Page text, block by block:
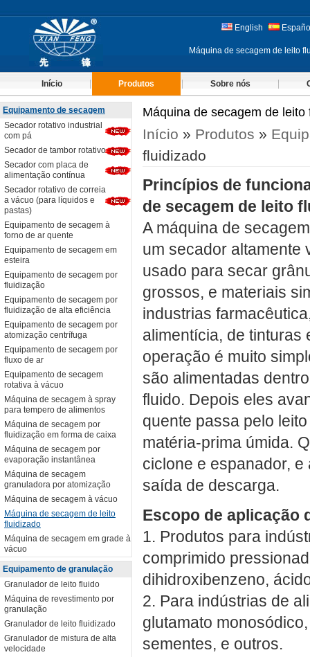
English
Máquina de secagem de leito
Início Produtos Sobre nós
Equipamento de secagem
Secador rotativo industrial
com pá
Secador de tambor rotativo
Secador com placa de
alimentação contínua
Secador rotativo de correia
a vácuo (para líquidos e
pastas)
Equipamento de secagem à
forno de ar quente
Equipamento de secagem em
esteira
Equipamento de secagem por
fluidização
Equipamento de secagem por
fluidização de alta eficiência
Equipamento de secagem por
atomização centrífuga
Equipamento de secagem por
fluxo de ar
Equipamento de secagem
rotativa à vácuo
Máquina de secagem à spray
para tempero de alimentos
Máquina de secagem por
fluidização em forma de caixa
Máquina de secagem por
evaporação instantânea
Máquina de secagem
granuladora por atomização
Máquina de secagem à vácuo
Máquina de secagem de leito
fluidizado
Máquina de secagem em grade à
vácuo
Equipamento de granulação
Granulador de leito fluido
Máquina de revestimento por
granulação
Granulador de leito fluidizado
Granulador de mistura de alta
velocidade
Máquina de secagem de leito
Início » Produtos »
fluidizado
Princípios de
de secagem de leito
A máquina de
um secador altamente
usado para secar
grossos, e materiais
industrias
alimentícia, de tinturas
operação é muito
são alimentadas
fluido. Depois eles
quente passa pelo
matéria-prima úmida.
ciclone e espanador,
saída de descarga.
Escopo de aplicação
1. Produtos para
comprimido
dihidroxibenzeno,
2. Para indústrias de
glutamato
sementes, e outros.